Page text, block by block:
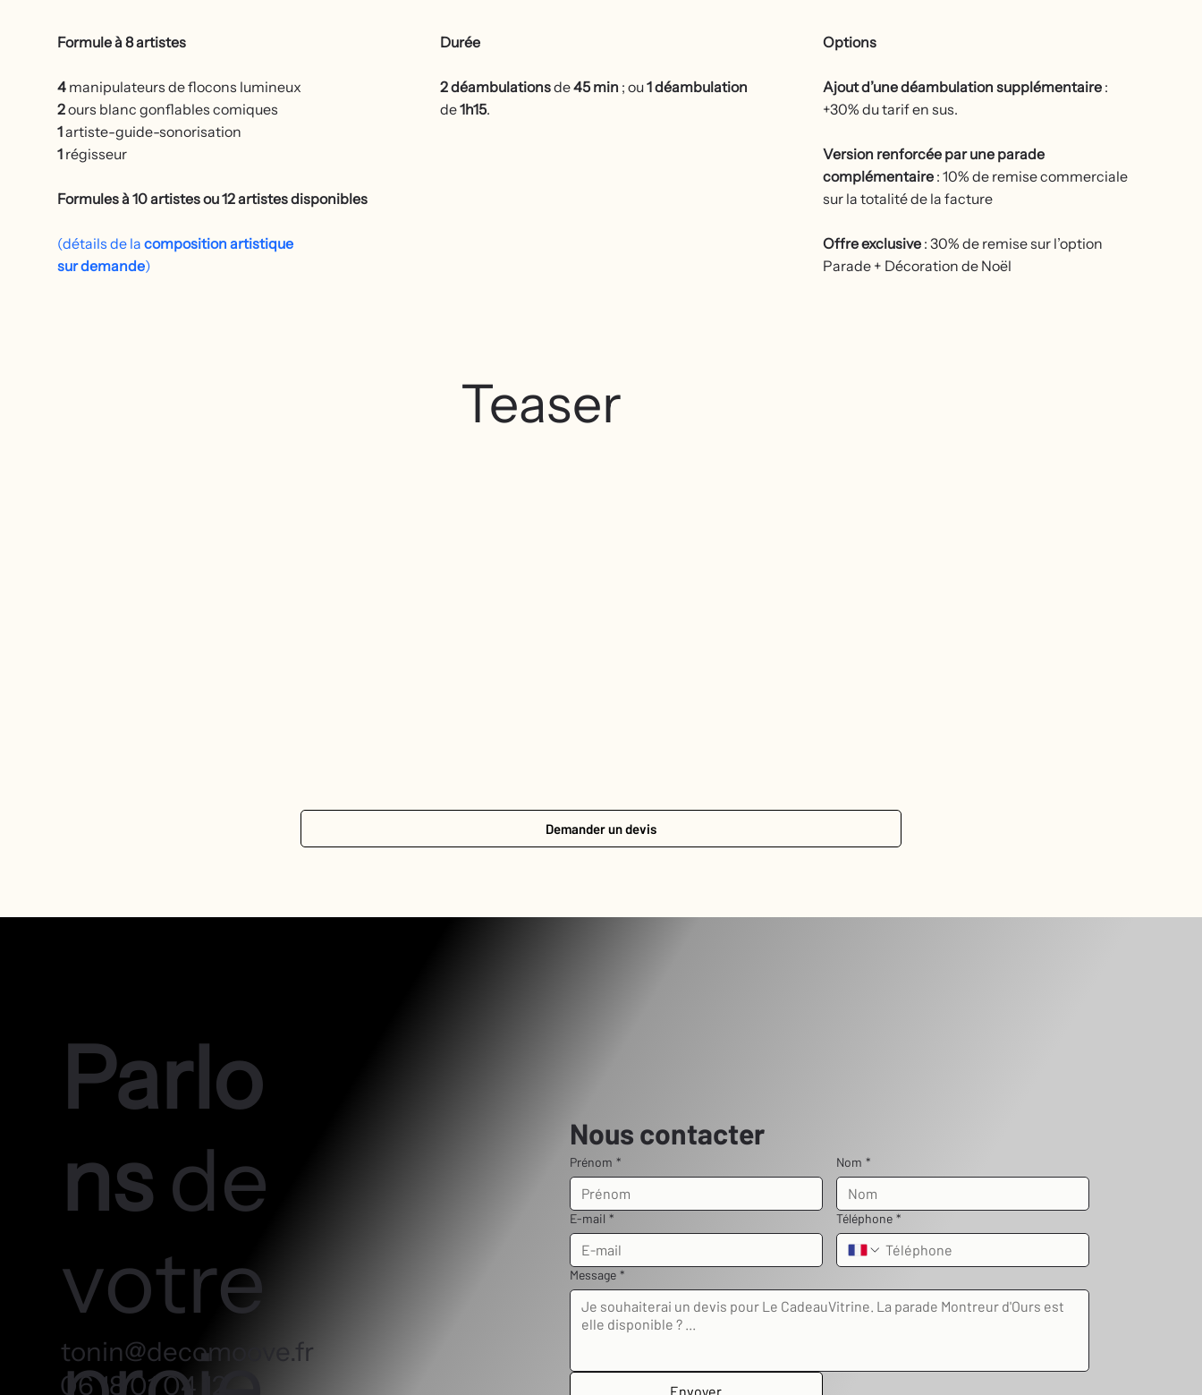
Formule à 8 artistes
4 manipulateurs de flocons lumineux
2ours blanc gonflables comiques
1artiste-guide-sonorisation
1 régisseur
Formules à 10 artistes ou 12 artistes disponibles
(détails de lacomposition artistique
sur demande)
Durée
2 déambulationsde45 min ; ou1 déambulation
de1h15.
Options
Ajout d’une déambulation supplémentaire:
+30% du tarif en sus.
Version renforcée par une parade
complémentaire: 10% de remise commerciale
sur la totalité de la facture
Offre exclusive: 30% de remise sur l’option
Parade + Décoration de Noël
Teaser
Demander un devis
Parlo
nsde
votre
tonin@decomoove.fr
06 18 01 04 12
Nous contacter
Prénom * Nom *
E-mail * Téléphone *
Message *
Envoyer